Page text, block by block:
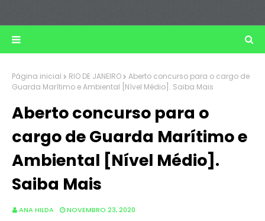
Página inicial RIO DE JANEIRO
Aberto concurso para o cargo de
Guarda Marítimo e Ambiental [Nível Médio]. Saiba Mais
Aberto concurso para o
cargo de Guarda Marítimo e
Ambiental [Nível Médio].
Saiba Mais
ANA HILDA NOVEMBRO 23, 2020